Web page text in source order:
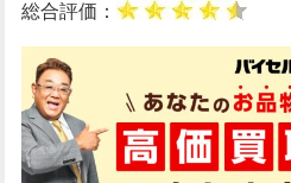
総合評価：